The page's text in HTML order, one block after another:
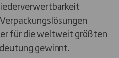
für die weltweit größten
gewinnt.